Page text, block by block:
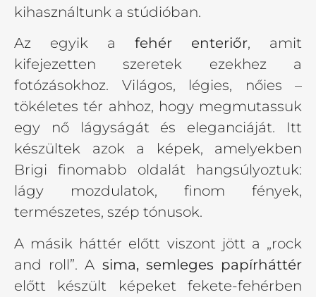
kihasználtunk a stúdióban.
Az egyik a fehér enteriőr, amit
kifejezetten szeretek ezekhez a
fotózásokhoz. Világos, légies, nőies –
tökéletes tér ahhoz, hogy megmutassuk
egy nő lágyságát és eleganciáját. Itt
készültek azok a képek, amelyekben
Brigi finomabb oldalát hangsúlyoztuk:
lágy mozdulatok, finom fények,
természetes, szép tónusok.
A másik háttér előtt viszont jött a „rock
and roll”. A sima, semleges papírháttér
előtt készült képeket fekete-fehérben